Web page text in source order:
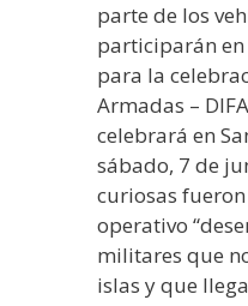
parte de los
participarán
para la
Armadas –
celebrará en
sábado, 7 de
curiosas
operativo
militares que
islas y que